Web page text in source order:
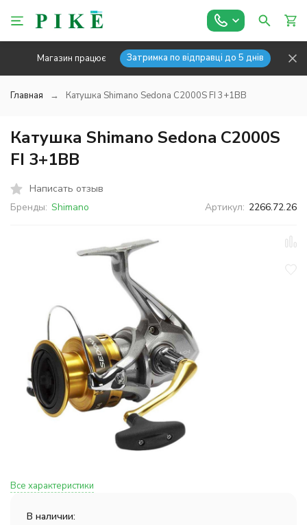
Магазин працює Затримка по відправці до 5 днів
Главная Катушка Shimano Sedona C2000S FI 3+1BB
Катушка Shimano Sedona C2000S
FI 3+1BB
Написать отзыв
Бренды: Shimano Артикул: 2266.72.26
Все характеристики
В наличии: